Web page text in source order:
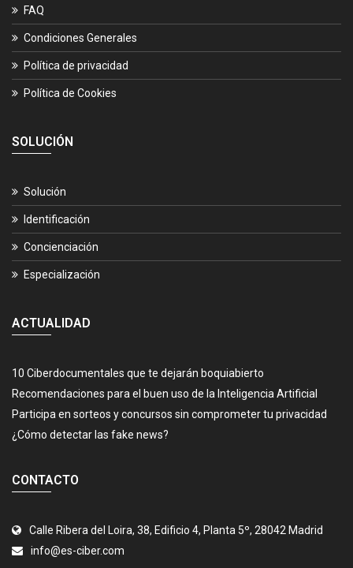
FAQ
Condiciones Generales
Política de privacidad
Política de Cookies
SOLUCIÓN
Solución
Identificación
Concienciación
Especialización
ACTUALIDAD
10 Ciberdocumentales que te dejarán boquiabierto
Recomendaciones para el buen uso de la Inteligencia Artificial
Participa en sorteos y concursos sin comprometer tu privacidad
¿Cómo detectar las fake news?
CONTACTO
Calle Ribera del Loira, 38, Edificio 4, Planta 5º, 28042 Madrid
info@es-ciber.com